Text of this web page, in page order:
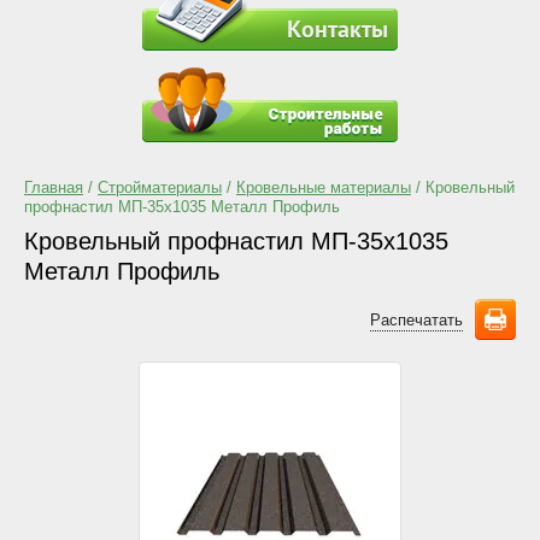
Контакты
Главная / Стройматериалы / Кровельные материалы / Кровельный
профнастил МП-35х1035 Металл Профиль
Кровельный профнастил МП-35х1035
Металл Профиль
Распечатать